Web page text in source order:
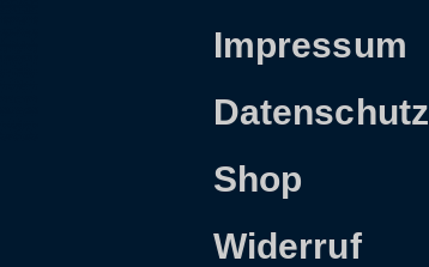
Impressum
Datenschutz
Shop
Widerruf